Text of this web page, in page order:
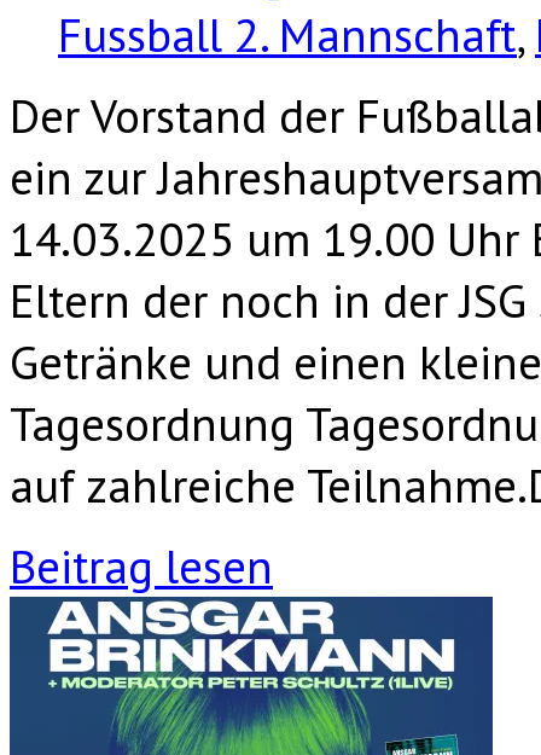
Fussball 2. Mannschaft,
Der Vorstand der
ein zur
14.03.2025 um 19.00
Eltern der noch in der
Getränke und einen
Tagesordnung
auf zahlreiche
Beitrag lesen